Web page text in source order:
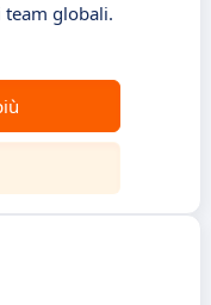
globali.